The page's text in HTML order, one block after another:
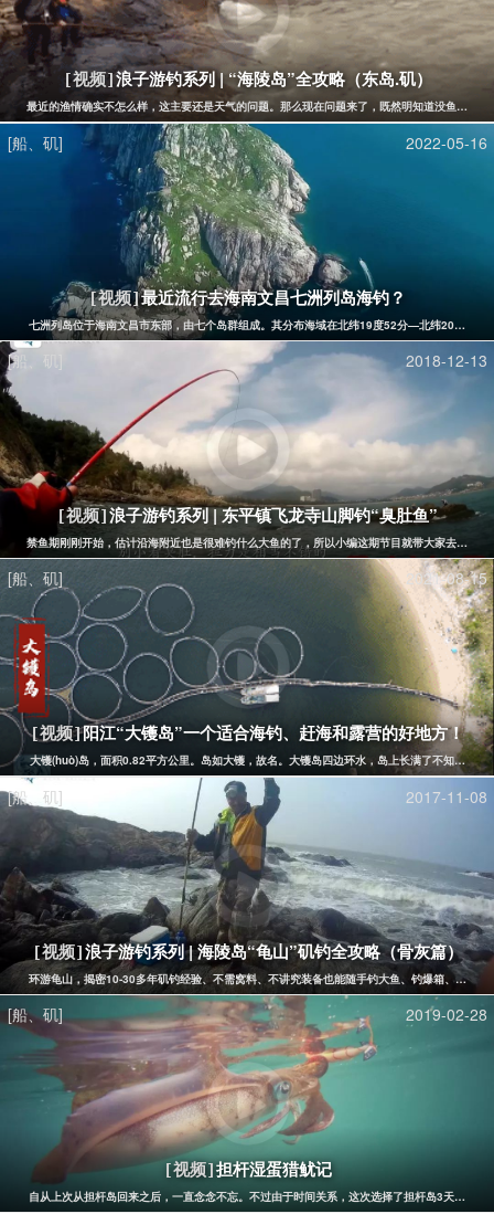
[视频]浪子游钓系列 | “海陵岛”全攻略（东岛.矶）
最近的渔情确实不怎么样，这主要还是天气的问题。那么现在问题来了，既然明知道没鱼还花
[船、矶] 2022-05-16
[视频]最近流行去海南文昌七洲列岛海钓？
七洲列岛位于海南文昌市东部，由七个岛群组成。其分布海域在北纬19度52分—北纬20度，
[船、矶] 2018-12-13
[视频]浪子游钓系列 | 东平镇飞龙寺山脚钓“臭肚鱼”
禁鱼期刚刚开始，估计沿海附近也是很难钓什么大鱼的了，所以小编这期节目就带大家去东平
[船、矶] 2021-08-15
[视频]阳江“大镬岛”一个适合海钓、赶海和露营的好地方！
大镬(huò)岛，面积0.82平方公里。岛如大镬，故名。大镬岛四边环水，岛上长满了不知名的
[船、矶] 2017-11-08
[视频]浪子游钓系列 | 海陵岛“龟山”矶钓全攻略（骨灰篇）
环游龟山，揭密10-30多年矶钓经验、不需窝料、不讲究装备也能随手钓大鱼、钓爆箱、追求"
[船、矶] 2019-02-28
[视频]担杆湿蛋猎鱿记
自从上次从担杆岛回来之后，一直念念不忘。不过由于时间关系，这次选择了担杆岛3天游。